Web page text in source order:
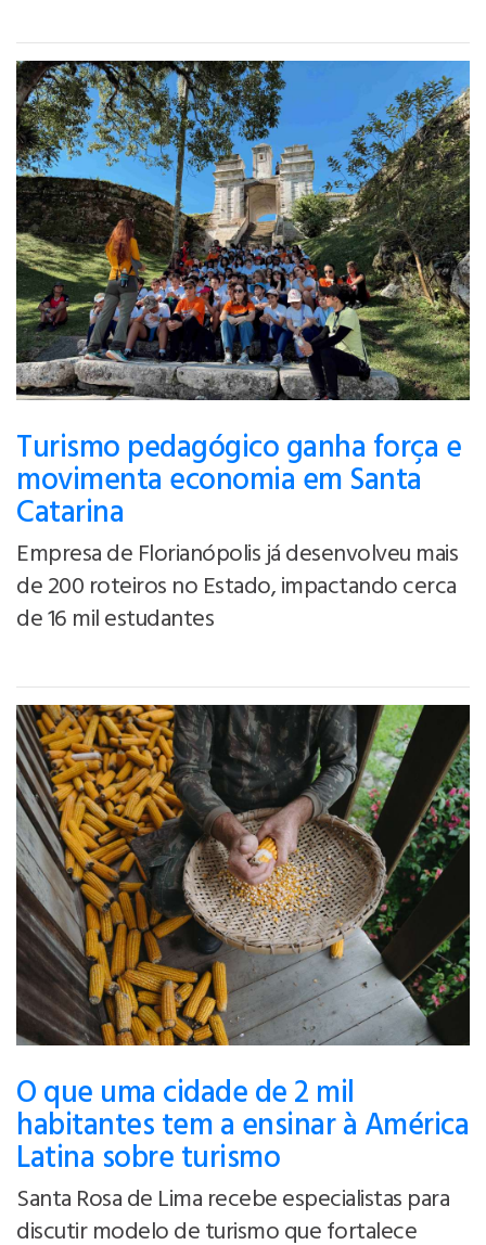
Turismo pedagógico ganha força e
movimenta economia em Santa
Catarina
Empresa de Florianópolis já desenvolveu mais
de 200 roteiros no Estado, impactando cerca
de 16 mil estudantes
O que uma cidade de 2 mil
habitantes tem a ensinar à América
Latina sobre turismo
Santa Rosa de Lima recebe especialistas para
discutir modelo de turismo que fortalece